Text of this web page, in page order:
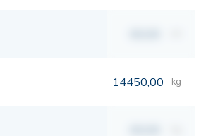
14450,00 kg